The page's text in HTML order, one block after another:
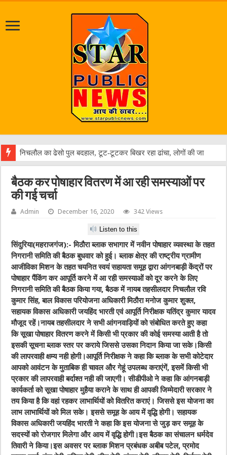
जलभ
बैठक कर पोषाहार वितरण में आ रही समस्याओं पर
की गई चर्चा
Admin December 16, 2020 342 Views
Listen to this
सिंदुरिया(महराजगंज):- मिठौरा ब्लाक सभागार में नवीन पोषाहार व्यवस्था के तहत
निगरानी समिति की बैठक बुधवार को हुई। ब्लाक क्षेत्र की राष्ट्रीय ग्रामीण
आजीविका मिशन के तहत चयनित स्वयं सहायता समूह द्वारा आंगनबाड़ी केंद्रों पर
पोषाहार पैंकिंग कर आपूर्ति करने में आ रही समस्याओं को दूर करने के लिए
निगरानी समिति की बैठक किया गया, बैठक में नायब तहसीलदार निचलौल रवि
कुमार सिंह, बाल विकास परियोजना अधिकारी मिठौरा मनोज कुमार शुक्ल,
सहायक विकास अधिकारी जयहिंद भारती एवं आपूर्ति निरीक्षक यतिंद्र कुमार यादव
मौजूद रहें।नायब तहसीलदार ने सभी आंगनवाड़ियों को संबोधित करते हुए कहा
कि सूखा पोषाहार वितरण करने में किसी भी प्रकार की कोई समस्या आती है तो
इसकी सूचना ब्लाक स्तर पर कराये जिससे उसका निदान किया जा सके।किसी
की लापरवाही क्षम्य नही होगी।आपूर्ति निरीक्षक ने कहा कि ब्लाक के सभी कोटेदार
आपको आवंटन के मुताबिक ही चावल और गेहूं उपलब्ध कराएंगें, इसमें किसी भी
प्रकार की लापरवाही बर्दाश्त नही की जाएगी। सीडीपीओ ने कहा कि आंगनबाड़ी
कार्यकर्ता को सूखा पोषाहार मुहैया कराने के साथ ही आपकी जिम्मेदारी सरकार ने
तय किया है कि वहां रहकर लाभार्थियों को वितरित कराएं। जिससे इस योजना का
लाभ लाभार्थियों को मिल सके। इससे समूह के आय में वृद्धि होगी। सहायक
विकास अधिकारी जयहिंद भारती ने कहा कि इस योजना से जुड़ कर समूह के
सदस्यों को रोजगार मिलेगा और आय में वृद्धि होगी।इस बैठक का संचालन धर्मदेव
तिवारी ने किया।इस अवसर पर ब्लाक मिशन प्रबंधक अबीब पटेल, प्रमोद